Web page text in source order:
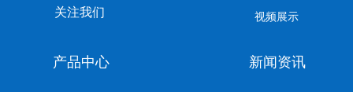
关注我们 视频展示
产品中心 新闻资讯